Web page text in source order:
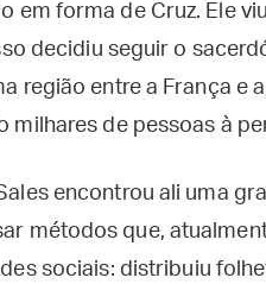
em forma de Cruz. Ele
decidiu seguir o
região entre a França e
milhares de pessoas à
encontrou ali uma
métodos que,
sociais: distribuiu